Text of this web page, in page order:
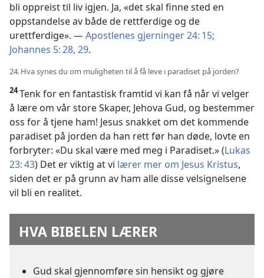
bli oppreist til liv igjen. Ja, «det skal finne sted en
oppstandelse av både de rettferdige og de
urettferdige». —Apostlenes gjerninger 24: 15;
Johannes 5: 28, 29.
24. Hva synes du om muligheten til å få leve i paradiset på jorden?
24Tenk for en fantastisk framtid vi kan få når vi velger
å lære om vår store Skaper, Jehova Gud, og bestemmer
oss for å tjene ham! Jesus snakket om det kommende
paradiset på jorden da han rett før han døde, lovte en
forbryter: «Du skal være med meg i Paradiset.» (Lukas
23: 43) Det er viktig at vi lærer mer om Jesus Kristus,
siden det er på grunn av ham alle disse velsignelsene
vil bli en realitet.
HVA BIBELEN LÆRER
Gud skal gjennomføre sin hensikt og gjøre